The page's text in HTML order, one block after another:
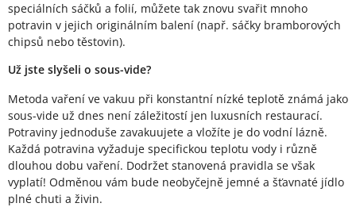
speciálních sáčků a folií, můžete tak znovu svařit mnoho
potravin v jejich originálním balení (např. sáčky bramborových
chipsů nebo těstovin).
Už jste slyšeli o sous-vide?
Metoda vaření ve vakuu při konstantní nízké teplotě známá jako
sous-vide už dnes není záležitostí jen luxusních restaurací.
Potraviny jednoduše zavakuujete a vložíte je do vodní lázně.
Každá potravina vyžaduje specifickou teplotu vody i různě
dlouhou dobu vaření. Dodržet stanovená pravidla se však
vyplatí! Odměnou vám bude neobyčejně jemné a šťavnaté jídlo
plné chuti a živin.